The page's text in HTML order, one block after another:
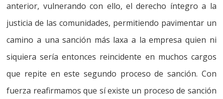
anterior, vulnerando con ello, el derecho íntegro a la
justicia de las comunidades, permitiendo pavimentar un
camino a una sanción más laxa a la empresa quien ni
siquiera sería entonces reincidente en muchos cargos
que repite en este segundo proceso de sanción. Con
fuerza reafirmamos que sí existe un proceso de sanción